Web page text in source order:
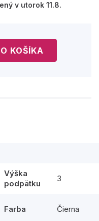
v utorok 11.8.
Výška
podpätku
3
Farba Čierna